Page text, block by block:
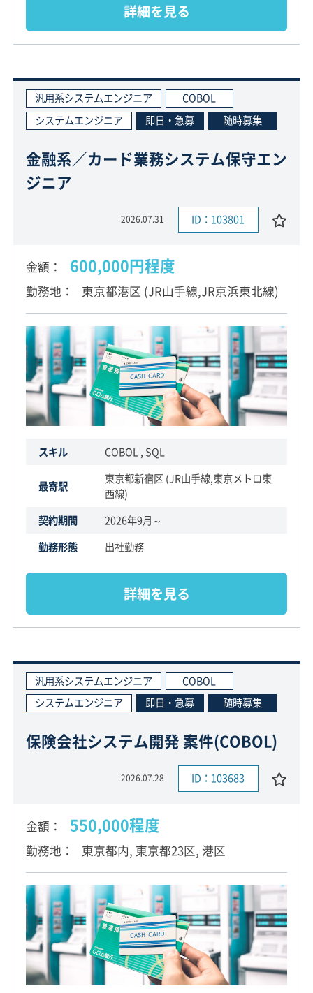
詳細を見る
汎用系システムエンジニア
COBOL
システムエンジニア
即日・急募 随時募集
金融系／カード業務システム保守エン
ジニア
2026.07.31 ID：103801
金額 600,000円程度
勤務地 東京都港区 (JR山手線,JR京浜東北線)
スキル COBOL , SQL
最寄駅
東京都新宿区 (JR山手線,東京メトロ東
西線)
契約期間
2026年9月～
勤務形態
出社勤務
詳細を見る
汎用系システムエンジニア
COBOL
システムエンジニア
即日・急募 随時募集
保険会社システム開発 案件(COBOL)
2026.07.28 ID：103683
金額 550,000程度
勤務地 東京都内, 東京都23区, 港区